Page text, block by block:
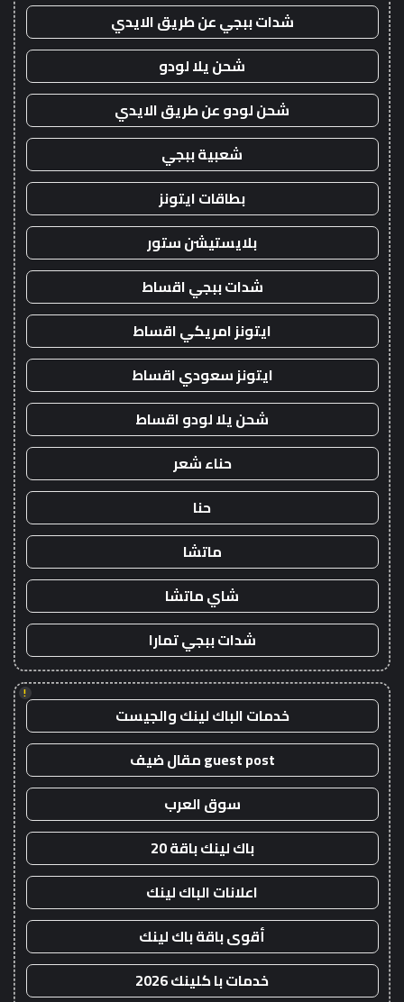
شدات ببجي عن طريق الايدي
شحن يلا لودو
شحن لودو عن طريق الايدي
شعبية ببجي
بطاقات ايتونز
بلايستيشن ستور
شدات ببجي اقساط
ايتونز امريكي اقساط
ايتونز سعودي اقساط
شحن يلا لودو اقساط
حناء شعر
حنا
ماتشا
شاي ماتشا
شدات ببجي تمارا
!
خدمات الباك لينك والجيست
guest post مقال ضيف
سوق العرب
باك لينك باقة 20
اعلانات الباك لينك
أقوى باقة باك لينك
خدمات با كلينك 2026